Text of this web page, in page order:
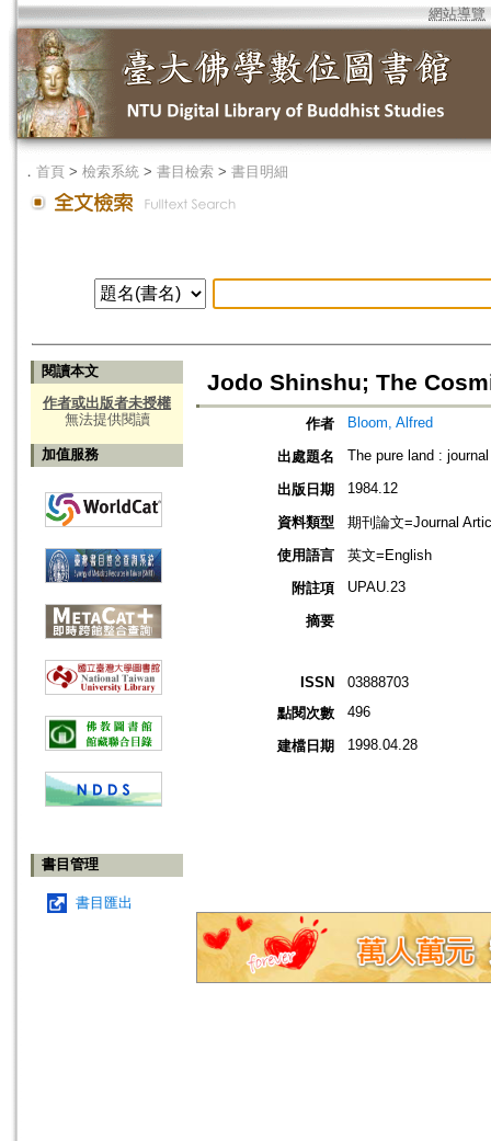
網站導覽
． 首頁 > 檢索系統 > 書目檢索 > 書目明細
閱讀本文
作者或出版者未授權
無法提供閱讀
加值服務
書目管理
書目匯出
Jodo Shinshu; The
作者 Bloom, Alfred
出處題名 The pure land :
出版日期 1984.12
資料類型
期刊論文=Journal
使用語言
英文=English
附註項
UPAU.23
摘要
ISSN
03888703
點閱次數
496
建檔日期 1998.04.28